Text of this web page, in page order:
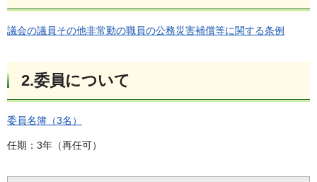
議会の議員その他非常勤の職員の公務災害補償等に関する条例
2.委員について
委員名簿（3名）
任期：3年（再任可）